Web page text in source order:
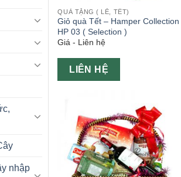
nhập
QUÀ TẶNG ( LỄ, TẾT)
Giỏ quà Tết – Hamper Collection
HP 03 ( Selection )
Giá - Liên hệ
LIÊN HỆ